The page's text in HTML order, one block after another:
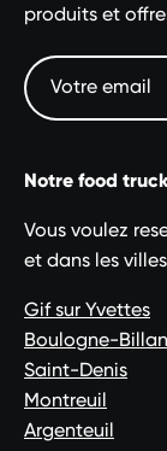
produits et
Notre food
Vous voulez
et dans les
Gif sur Yvettes
Boulogne-
Saint-Denis
Montreuil
Argenteuil